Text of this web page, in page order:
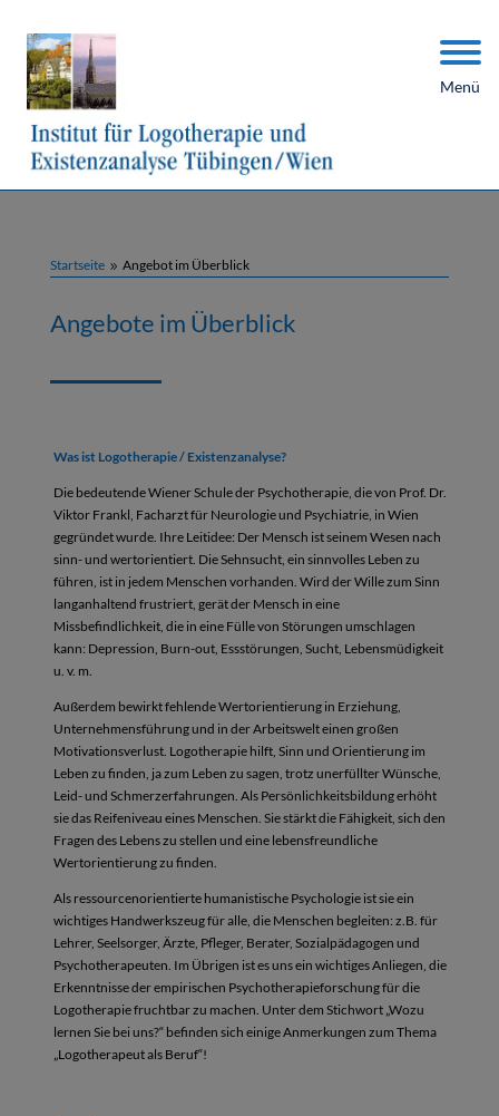
Menü
Startseite 9 Angebot im Überblick
Angebote im Überblick
Was ist Logotherapie / Existenzanalyse?
Die bedeutende Wiener Schule der Psychotherapie, die von Prof. Dr.
Viktor Frankl, Facharzt für Neurologie und Psychiatrie, in Wien
gegründet wurde. Ihre Leitidee: Der Mensch ist seinem Wesen nach
sinn- und wertorientiert. Die Sehnsucht, ein sinnvolles Leben zu
führen, ist in jedem Menschen vorhanden. Wird der Wille zum Sinn
langanhaltend frustriert, gerät der Mensch in eine
Missbefindlichkeit, die in eine Fülle von Störungen umschlagen
kann: Depression, Burn-out, Essstörungen, Sucht, Lebensmüdigkeit
u. v. m.
Außerdem bewirkt fehlende Wertorientierung in Erziehung,
Unternehmensführung und in der Arbeitswelt einen großen
Motivationsverlust. Logotherapie hilft, Sinn und Orientierung im
Leben zu finden, ja zum Leben zu sagen, trotz unerfüllter Wünsche,
Leid- und Schmerzerfahrungen. Als Persönlichkeitsbildung erhöht
sie das Reifeniveau eines Menschen. Sie stärkt die Fähigkeit, sich den
Fragen des Lebens zu stellen und eine lebensfreundliche
Wertorientierung zu finden.
Als ressourcenorientierte humanistische Psychologie ist sie ein
wichtiges Handwerkszeug für alle, die Menschen begleiten: z.B. für
Lehrer, Seelsorger, Ärzte, Pfleger, Berater, Sozialpädagogen und
Psychotherapeuten. Im Übrigen ist es uns ein wichtiges Anliegen, die
Erkenntnisse der empirischen Psychotherapieforschung für die
Logotherapie fruchtbar zu machen. Unter dem Stichwort „Wozu
lernen Sie bei uns?“ befinden sich einige Anmerkungen zum Thema
„Logotherapeut als Beruf“!